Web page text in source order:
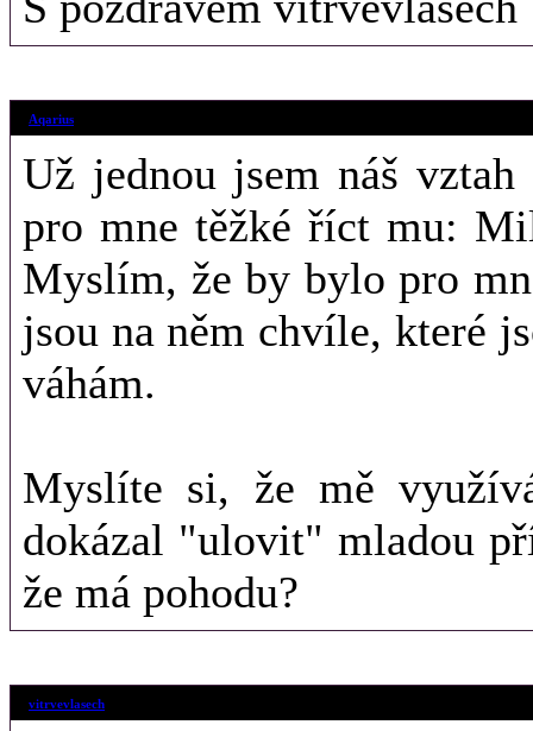
Aqarius
Už jednou jsem náš
pro mne těžké říct mu:
Myslím, že by bylo pro
jsou na něm chvíle, které
váhám.
Myslíte si, že mě
dokázal "ulovit" mladou
že má pohodu?
vitrvevlasech